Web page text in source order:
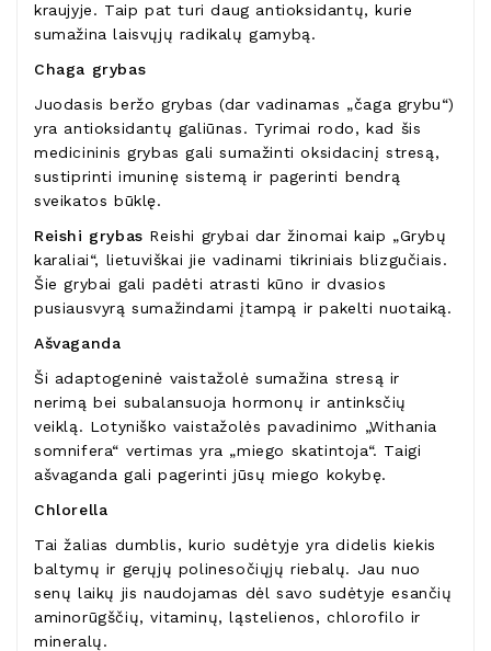
kraujyje. Taip pat turi daug antioksidantų, kurie
sumažina laisvųjų radikalų gamybą.
Chaga grybas
Juodasis beržo grybas (dar vadinamas „čaga grybu“)
yra antioksidantų galiūnas. Tyrimai rodo, kad šis
medicininis grybas gali sumažinti oksidacinį stresą,
sustiprinti imuninę sistemą ir pagerinti bendrą
sveikatos būklę.
Reishi grybas Reishi grybai dar žinomai kaip „Grybų
karaliai“, lietuviškai jie vadinami tikriniais blizgučiais.
Šie grybai gali padėti atrasti kūno ir dvasios
pusiausvyrą sumažindami įtampą ir pakelti nuotaiką.
Ašvaganda
Ši adaptogeninė vaistažolė sumažina stresą ir
nerimą bei subalansuoja hormonų ir antinksčių
veiklą. Lotyniško vaistažolės pavadinimo „Withania
somnifera“ vertimas yra „miego skatintoja“. Taigi
ašvaganda gali pagerinti jūsų miego kokybę.
Chlorella
Tai žalias dumblis, kurio sudėtyje yra didelis kiekis
baltymų ir gerųjų polinesočiųjų riebalų. Jau nuo
senų laikų jis naudojamas dėl savo sudėtyje esančių
aminorūgščių, vitaminų, ląstelienos, chlorofilo ir
mineralų.